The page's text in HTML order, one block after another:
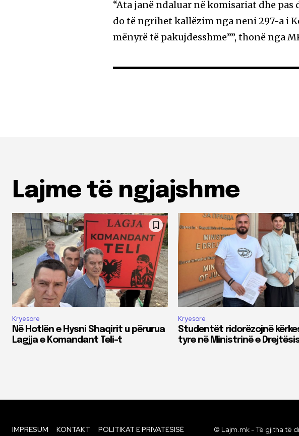
“Ata janë ndaluar në komisariat dhe
do të ngrihet kallëzim nga neni 297-a i
mënyrë të pakujdesshme””, thonë nga
Lajme të ngjajshme
Kryesore
Në Hotlën e Hysni Shaqirit u përurua
Lagjja e Komandant Teli-t
Kryesore
Studentët ridorëzojnë
tyre në Ministrinë e
IMPRESUM KONTAKT POLITIKAT E PRIVATËSISË © Lajm.mk - Të gjitha të